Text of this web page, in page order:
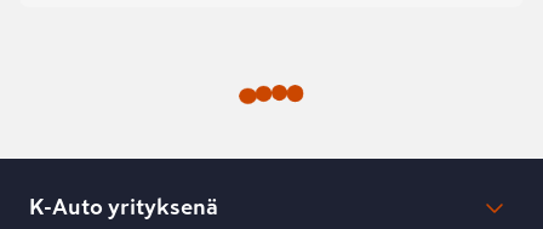
K-Auto yrityksenä